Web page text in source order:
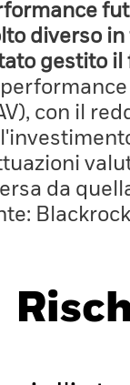
diverso
gestito il
con il
da
Blackrock